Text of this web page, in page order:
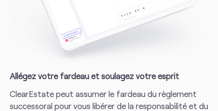
Allégez votre fardeau et soulagez votre esprit
ClearEstate peut assumer le fardeau du règlement
successoral pour vous libérer de la responsabilité et du